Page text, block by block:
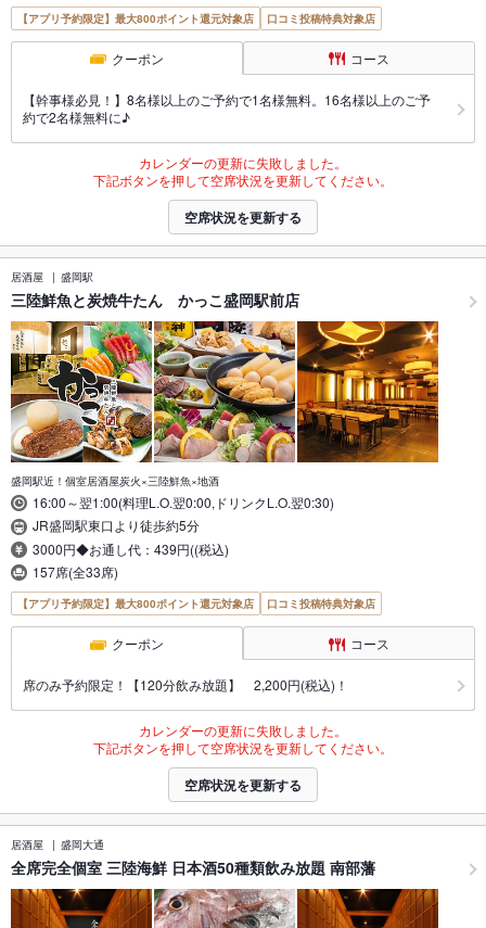
【アプリ予約限定】最大800ポイント還元対象店 口コミ投稿特典対象店
クーポン コース
【幹事様必見！】8名様以上のご予約で1名様無料。16名様以上のご予
約で2名様無料に♪
カレンダーの更新に失敗しました。
下記ボタンを押して空席状況を更新してください。
空席状況を更新する
居酒屋 盛岡駅
三陸鮮魚と炭焼牛たん かっこ盛岡駅前店
盛岡駅近！個室居酒屋炭火×三陸鮮魚×地酒
16:00～翌1:00(料理L.O.翌0:00,ドリンクL.O.翌0:30)
JR盛岡駅東口より徒歩約5分
3000円◆お通し代：439円((税込)
157席(全33席)
【アプリ予約限定】最大800ポイント還元対象店 口コミ投稿特典対象店
クーポン コース
席のみ予約限定！【120分飲み放題】 2,200円(税込)！
カレンダーの更新に失敗しました。
下記ボタンを押して空席状況を更新してください。
空席状況を更新する
居酒屋 盛岡大通
全席完全個室 三陸海鮮 日本酒50種類飲み放題 南部藩